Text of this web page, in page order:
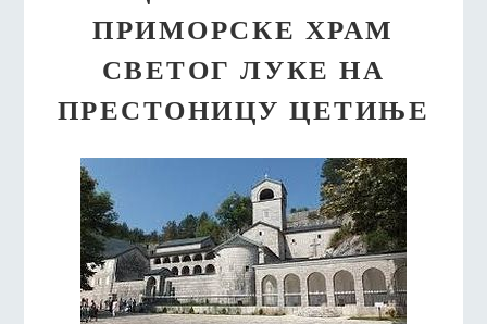
ПРИМОРСКЕ ХРАМ
СВЕТОГ ЛУКЕ НА
ПРЕСТОНИЦУ ЦЕТИЊЕ